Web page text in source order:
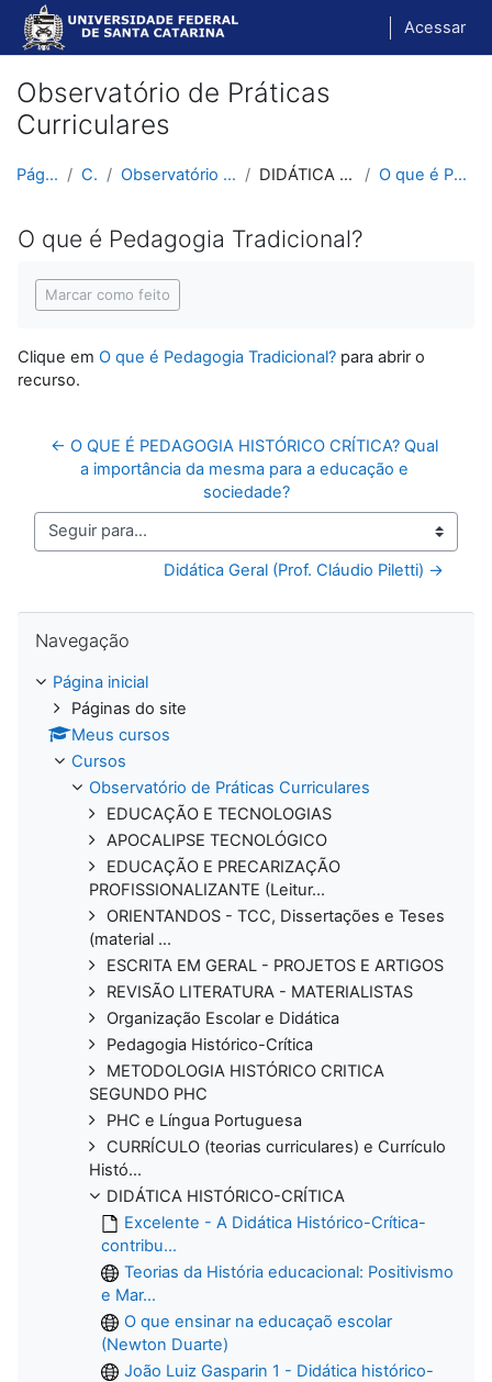
Ir para o conteúdo principal
Acessar
Observatório de Práticas
Curriculares
Página inicial Cursos Observatório de Práticas Curriculares DIDÁTICA HISTÓRICO-CRÍTICA O que é Pedagogia Tradicional?
O que é Pedagogia Tradicional?
Marcar como feito
Clique em O que é Pedagogia Tradicional? para abrir o
recurso.
← O QUE É PEDAGOGIA HISTÓRICO CRÍTICA? Qual
a importância da mesma para a educação e
sociedade?
Seguir para...
Didática Geral (Prof. Cláudio Piletti) →
Navegação
Página inicial
Páginas do site
Meus cursos
Cursos
Observatório de Práticas Curriculares
EDUCAÇÃO E TECNOLOGIAS
APOCALIPSE TECNOLÓGICO
EDUCAÇÃO E PRECARIZAÇÃO
PROFISSIONALIZANTE (Leitur...
ORIENTANDOS - TCC, Dissertações e Teses
(material ...
ESCRITA EM GERAL - PROJETOS E ARTIGOS
REVISÃO LITERATURA - MATERIALISTAS
Organização Escolar e Didática
Pedagogia Histórico-Crítica
METODOLOGIA HISTÓRICO CRITICA
SEGUNDO PHC
PHC e Língua Portuguesa
CURRÍCULO (teorias curriculares) e Currículo
Histó...
DIDÁTICA HISTÓRICO-CRÍTICA
Excelente - A Didática Histórico-Crítica-
contribu...
Teorias da História educacional: Positivismo
e Mar...
O que ensinar na educaçaõ escolar
(Newton Duarte)
João Luiz Gasparin 1 - Didática histórico-